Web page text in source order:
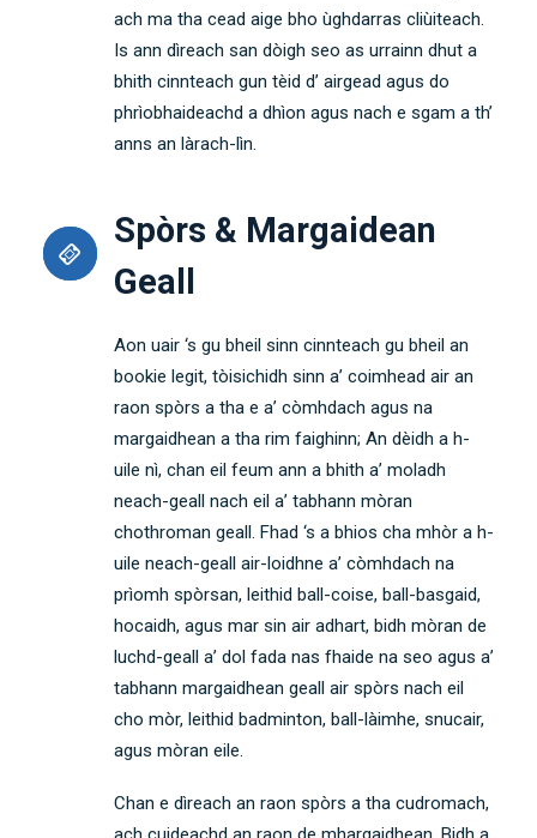
ach ma tha cead aige bho ùghdarras cliùiteach.
Is ann dìreach san dòigh seo as urrainn dhut a
bhith cinnteach gun tèid d’ airgead agus do
phrìobhaideachd a dhìon agus nach e sgam a th’
anns an làrach-lìn.
Spòrs & Margaidean
Geall
Aon uair ‘s gu bheil sinn cinnteach gu bheil an
bookie legit, tòisichidh sinn a’ coimhead air an
raon spòrs a tha e a’ còmhdach agus na
margaidhean a tha rim faighinn; An dèidh a h-
uile nì, chan eil feum ann a bhith a’ moladh
neach-geall nach eil a’ tabhann mòran
chothroman geall. Fhad ‘s a bhios cha mhòr a h-
uile neach-geall air-loidhne a’ còmhdach na
prìomh spòrsan, leithid ball-coise, ball-basgaid,
hocaidh, agus mar sin air adhart, bidh mòran de
luchd-geall a’ dol fada nas fhaide na seo agus a’
tabhann margaidhean geall air spòrs nach eil
cho mòr, leithid badminton, ball-làimhe, snucair,
agus mòran eile.
Chan e dìreach an raon spòrs a tha cudromach,